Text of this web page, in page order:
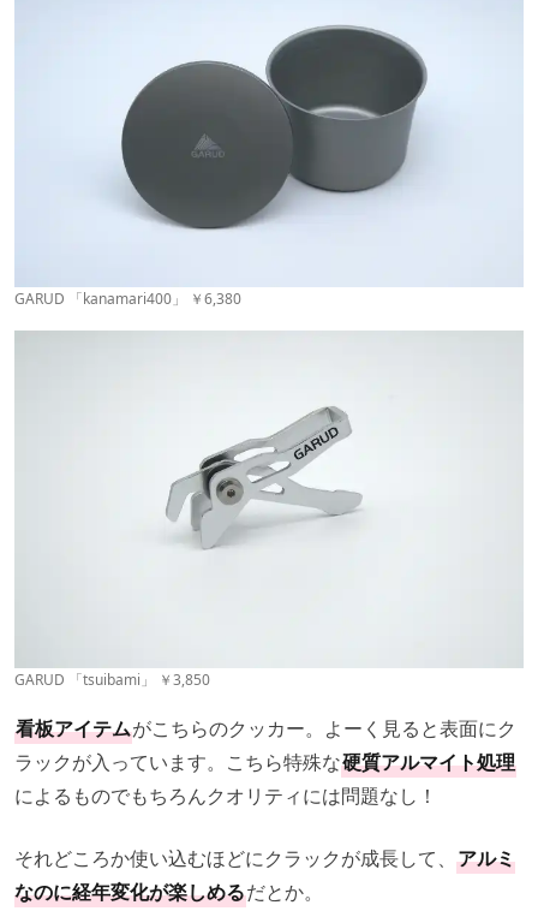
GARUD 「kanamari400」 ￥6,380
GARUD 「tsuibami」 ￥3,850
看板アイテムがこちらのクッカー。よーく見ると表面にク
ラックが入っています。こちら特殊な硬質アルマイト処理
によるものでもちろんクオリティには問題なし！
それどころか使い込むほどにクラックが成長して、 アルミ
なのに経年変化が楽しめるだとか。